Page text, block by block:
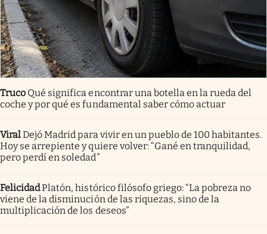
Truco Qué significa encontrar una botella en la rueda del
coche y por qué es fundamental saber cómo actuar
ViralDejó Madrid para vivir en un pueblo de 100 habitantes.
Hoy se arrepiente y quiere volver: “Gané en tranquilidad,
pero perdí en soledad”
FelicidadPlatón, histórico filósofo griego: “La pobreza no
viene de la disminución de las riquezas, sino de la
multiplicación de los deseos”